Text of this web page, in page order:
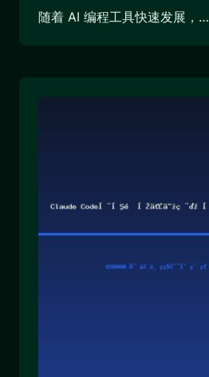
随着 AI 编程工具快速发展，…